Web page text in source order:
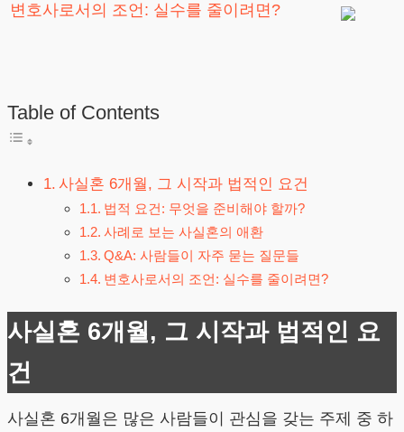
변호사로서의 조언: 실수를 줄이려면?
Table of Contents
사실혼 6개월, 그 시작과 법적인 요건
법적 요건: 무엇을 준비해야 할까?
사례로 보는 사실혼의 애환
Q&A: 사람들이 자주 묻는 질문들
변호사로서의 조언: 실수를 줄이려면?
사실혼 6개월, 그 시작과 법적인 요
건
사실혼 6개월은 많은 사람들이 관심을 갖는 주제 중 하